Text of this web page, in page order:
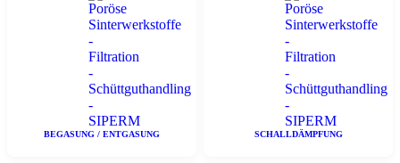
BEGASUNG / ENTGASUNG SCHALLDÄMPFUNG